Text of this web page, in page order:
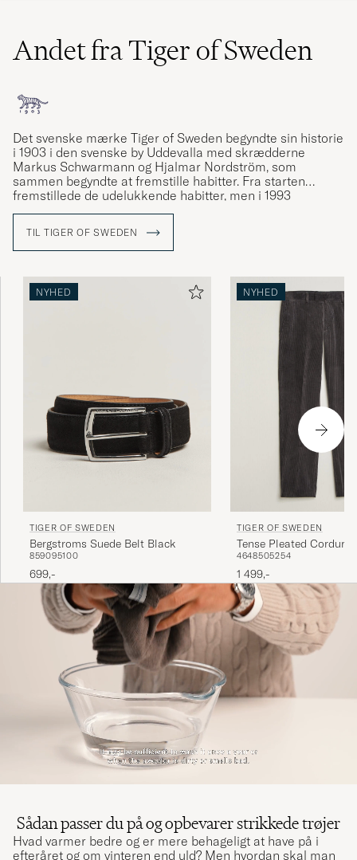
Andet fra Tiger of Sweden
Det svenske mærke Tiger of Sweden begyndte sin historie
i 1903 i den svenske by Uddevalla med skrædderne
Markus Schwarmann og Hjalmar Nordström, som
sammen begyndte at fremstille habitter. Fra starten
fremstillede de udelukkende habitter, men i 1993
gennemgik mærket store forandringer og udviklede sit
gjorde jakkesættet attraktivt igen. Fra at være blevet båret
af bankmænd var det nu i stedet de mest populære
TIL TIGER OF SWEDEN
NYHED
TIGER OF SWEDEN
Bergstroms Suede Belt Black
859095100
699,-
NYHED
TIGER OF SWEDEN
Tense Pleated
Phantom
4648505254
1 499,-
Sådan passer du på og opbevarer strikkede trøjer
Hvad varmer bedre og er mere behageligt at have på i
efteråret og om vinteren end uld? Men hvordan skal man